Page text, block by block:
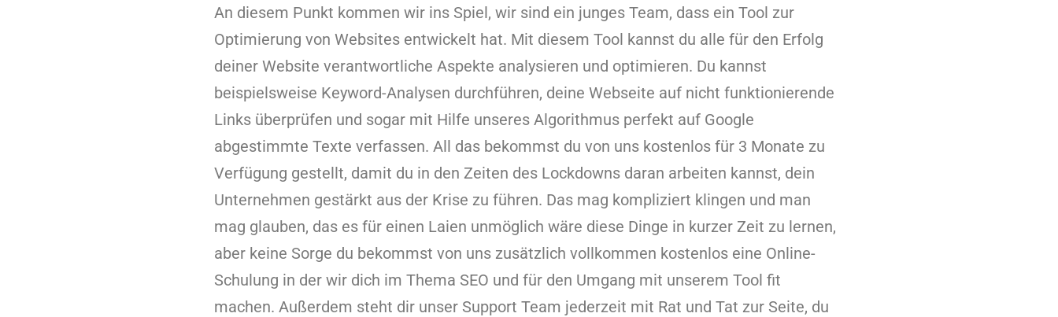
An diesem Punkt kommen wir ins Spiel, wir sind ein junges Team, dass ein Tool zur
Optimierung von Websites entwickelt hat. Mit diesem Tool kannst du alle für den Erfolg
deiner Website verantwortliche Aspekte analysieren und optimieren. Du kannst
beispielsweise Keyword-Analysen durchführen, deine Webseite auf nicht funktionierende
Links überprüfen und sogar mit Hilfe unseres Algorithmus perfekt auf Google
abgestimmte Texte verfassen. All das bekommst du von uns kostenlos für 3 Monate zu
Verfügung gestellt, damit du in den Zeiten des Lockdowns daran arbeiten kannst, dein
Unternehmen gestärkt aus der Krise zu führen. Das mag kompliziert klingen und man
mag glauben, das es für einen Laien unmöglich wäre diese Dinge in kurzer Zeit zu lernen,
aber keine Sorge du bekommst von uns zusätzlich vollkommen kostenlos eine Online-
Schulung in der wir dich im Thema SEO und für den Umgang mit unserem Tool fit
machen. Außerdem steht dir unser Support Team jederzeit mit Rat und Tat zur Seite, du